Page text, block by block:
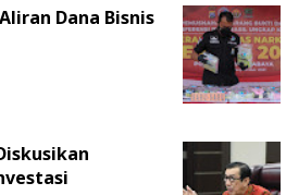
Dana Bisnis